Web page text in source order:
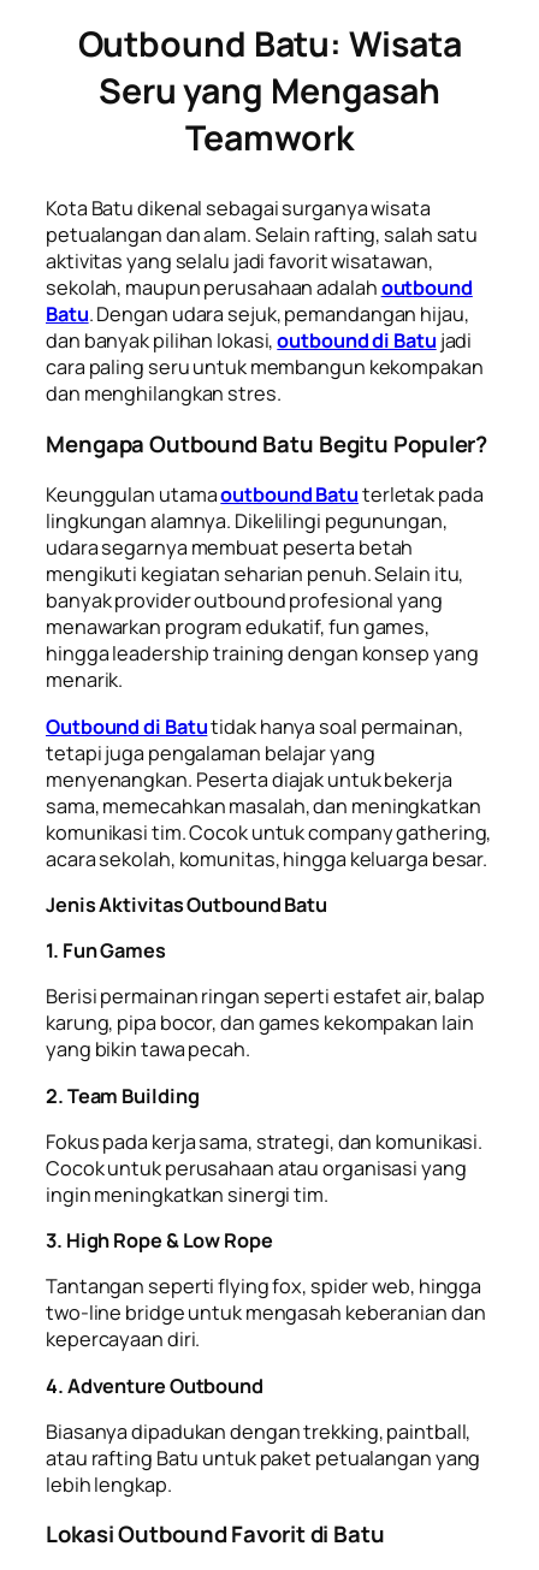
Outbound Batu: Wisata
Seru yang Mengasah
Teamwork
Kota Batu dikenal sebagai surganya wisata
petualangan dan alam. Selain rafting, salah satu
aktivitas yang selalu jadi favorit wisatawan,
sekolah, maupun perusahaan adalahoutbound
Batu. Dengan udara sejuk, pemandangan hijau,
dan banyak pilihan lokasi,outbound di Batu jadi
cara paling seru untuk membangun kekompakan
dan menghilangkan stres.
Mengapa Outbound Batu Begitu Populer?
Keunggulan utamaoutbound Batuterletak pada
lingkungan alamnya. Dikelilingi pegunungan,
udara segarnya membuat peserta betah
mengikuti kegiatan seharian penuh. Selain itu,
banyak provider outbound profesional yang
menawarkan program edukatif, fun games,
hingga leadership training dengan konsep yang
menarik.
Outbound di Batutidak hanya soal permainan,
tetapi juga pengalaman belajar yang
menyenangkan. Peserta diajak untuk bekerja
sama, memecahkan masalah, dan meningkatkan
komunikasi tim. Cocok untuk company gathering,
acara sekolah, komunitas, hingga keluarga besar.
Jenis Aktivitas Outbound Batu
1. Fun Games
Berisi permainan ringan seperti estafet air, balap
karung, pipa bocor, dan games kekompakan lain
yang bikin tawa pecah.
2. Team Building
Fokus pada kerja sama, strategi, dan komunikasi.
Cocok untuk perusahaan atau organisasi yang
ingin meningkatkan sinergi tim.
3. High Rope & Low Rope
Tantangan seperti flying fox, spider web, hingga
two-line bridge untuk mengasah keberanian dan
kepercayaan diri.
4. Adventure Outbound
Biasanya dipadukan dengan trekking, paintball,
atau rafting Batu untuk paket petualangan yang
lebih lengkap.
Lokasi Outbound Favorit di Batu